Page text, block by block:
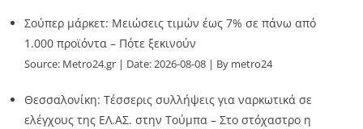
Σούπερ μάρκετ: Μειώσεις τιμών έως 7% σε πάνω από
1.000 προϊόντα – Πότε ξεκινούν
Source: Metro24.gr Date: 2026-08-08 By metro24
Θεσσαλονίκη: Τέσσερις συλλήψεις για ναρκωτικά σε
ελέγχους της ΕΛ.ΑΣ. στην Τούμπα – Στο στόχαστρο η